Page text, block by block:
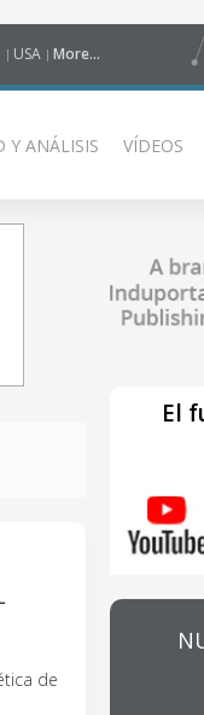
USA More...
Y ANÁLISIS VÍDEOS
de
El